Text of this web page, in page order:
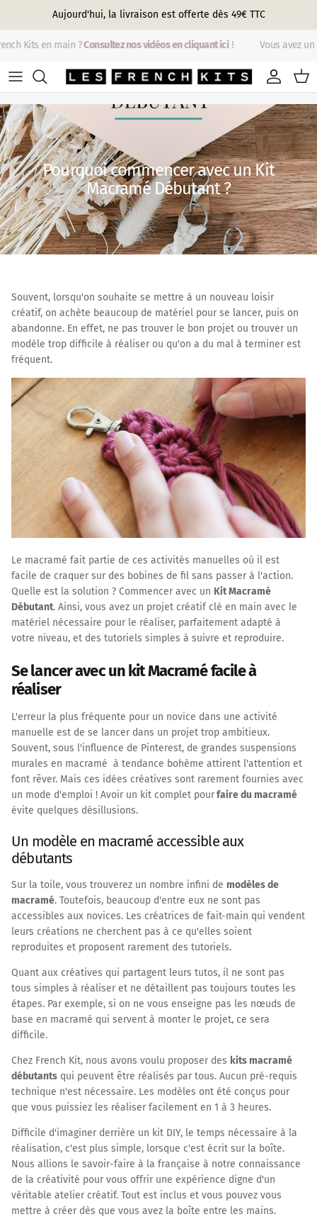
Aller au contenu
Aujourd'hui, la livraison est offerte dès 49€ TTC
Kits en main ? Consultez nos vidéos en cliquant ici! Vous avez un
Compte
Pourquoi commencer avec un Kit
Macramé Débutant ?
Souvent, lorsqu'on souhaite se mettre à un nouveau loisir
créatif, on achète beaucoup de matériel pour se lancer, puis on
abandonne. En effet, ne pas trouver le bon projet ou trouver un
modèle trop difficile à réaliser ou qu'on a du mal à terminer est
fréquent.
Le macramé fait partie de ces activités manuelles où il est
facile de craquer sur des bobines de fil sans passer à l'action.
Quelle est la solution ? Commencer avec un Kit Macramé
Débutant. Ainsi, vous avez un projet créatif clé en main avec le
matériel nécessaire pour le réaliser, parfaitement adapté à
votre niveau, et des tutoriels simples à suivre et reproduire.
Se lancer avec un kit Macramé facile à
réaliser
L'erreur la plus fréquente pour un novice dans une activité
manuelle est de se lancer dans un projet trop ambitieux.
Souvent, sous l'influence de Pinterest, de grandes suspensions
murales en macramé à tendance bohème attirent l'attention et
font rêver. Mais ces idées créatives sont rarement fournies avec
un mode d'emploi ! Avoir un kit complet pourfaire du macramé
évite quelques désillusions.
Un modèle en macramé accessible aux
débutants
Sur la toile, vous trouverez un nombre infini de modèles de
macramé. Toutefois, beaucoup d'entre eux ne sont pas
accessibles aux novices. Les créatrices de fait-main qui vendent
leurs créations ne cherchent pas à ce qu'elles soient
reproduites et proposent rarement des tutoriels.
Quant aux créatives qui partagent leurs tutos, il ne sont pas
tous simples à réaliser et ne détaillent pas toujours toutes les
étapes. Par exemple, si on ne vous enseigne pas les nœuds de
base en macramé qui servent à monter le projet, ce sera
difficile.
Chez French Kit, nous avons voulu proposer des kits macramé
débutants qui peuvent être réalisés par tous. Aucun pré-requis
technique n'est nécessaire. Les modèles ont été conçus pour
que vous puissiez les réaliser facilement en 1 à 3 heures.
Difficile d'imaginer derrière un kit DIY, le temps nécessaire à la
réalisation, c'est plus simple, lorsque c'est écrit sur la boîte.
Nous allions le savoir-faire à la française à notre connaissance
de la créativité pour vous offrir une expérience digne d'un
véritable atelier créatif. Tout est inclus et vous pouvez vous
mettre à créer dès que vous avez la boîte entre les mains.